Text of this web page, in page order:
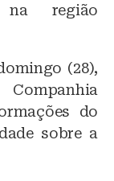
região
(28),
do
sobre a